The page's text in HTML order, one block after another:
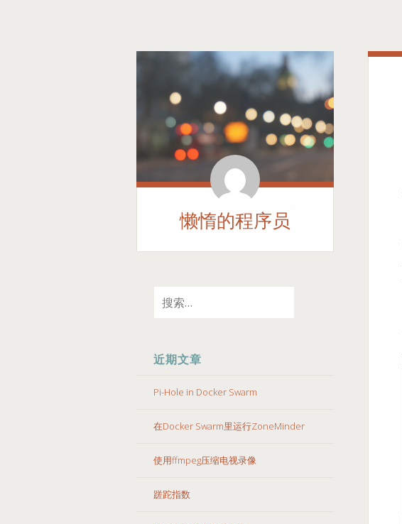
懒惰的程序员
TO
近期文章
Pi-Hole in Docker Swarm
在Docker Swarm里运行ZoneMinder
使用ffmpeg压缩电视录像
蹉跎指数